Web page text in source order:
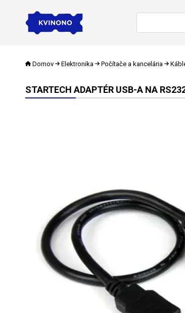
Domov Elektronika Počítače a kancelária
STARTECH ADAPTÉR USB-A NA